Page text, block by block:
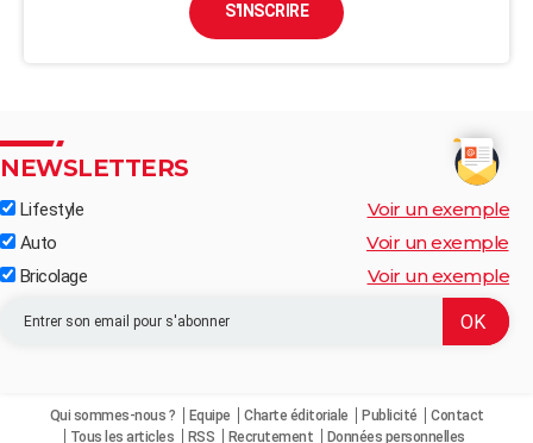
S'INSCRIRE
NEWSLETTERS
Lifestyle Voir un exemple
Auto Voir un exemple
Bricolage Voir un exemple
Qui sommes-nous ? Equipe Charte éditoriale Publicité
Contact
Tous les articles
RSS Recrutement Données personnelles